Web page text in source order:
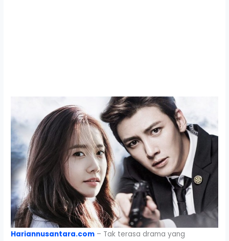
Hariannusantara.com – Tak terasa drama yang